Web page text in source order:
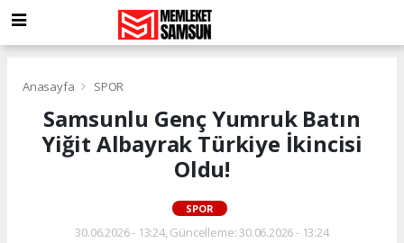
Anasayfa SPOR
Samsunlu Genç Yumruk Batın
Yiğit Albayrak Türkiye İkincisi
Oldu!
SPOR
30.06.2026 - 13:24, Güncelleme: 30.06.2026 - 13:24